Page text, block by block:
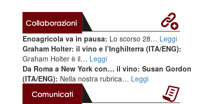
Enoagricola va in pausa: Lo scorso 28… Leggi
Graham Holter: il vino e l’Inghilterra (ITA/ENG):
Graham Holter è il… Leggi
Da Roma a New York con… il vino: Susan Gordon
(ITA/ENG): Nella nostra rubrica… Leggi